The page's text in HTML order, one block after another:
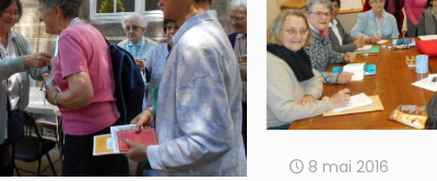
8 mai 2016